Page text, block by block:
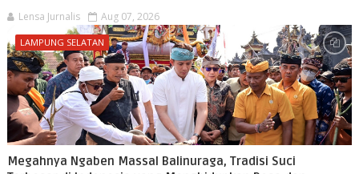
Lensa Jurnalis Aug 07, 2026
LAMPUNG SELATAN
Megahnya Ngaben Massal Balinuraga, Tradisi Suci